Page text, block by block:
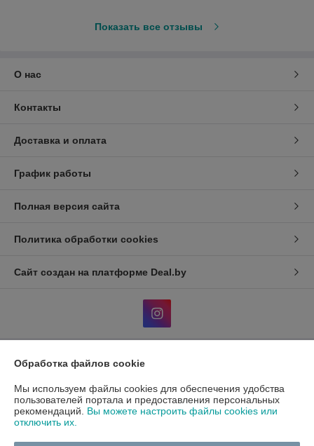
Показать все отзывы
О нас
Контакты
Доставка и оплата
График работы
Полная версия сайта
Политика обработки cookies
Сайт создан на платформе Deal.by
Информация для покупателя
Индивидуальный предприниматель:ИП Гавриленко Светлана
Михайловна
Пушкина 22а/5
Обработка файлов cookie
Мы используем файлы cookies для обеспечения удобства
пользователей портала и предоставления персональных
рекомендаций. Вы можете настроить файлы cookies или
отключить их.